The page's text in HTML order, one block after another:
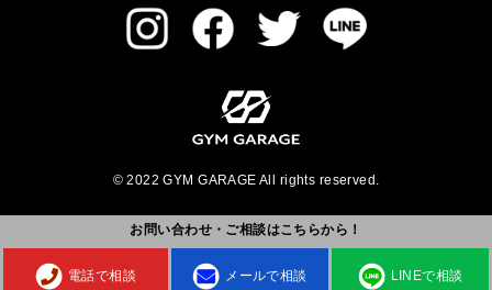
© 2022 GYM GARAGE All rights reserved.
お問い合わせ・ご相談はこちらから！
電話で相談 メールで相談 LINEで相談